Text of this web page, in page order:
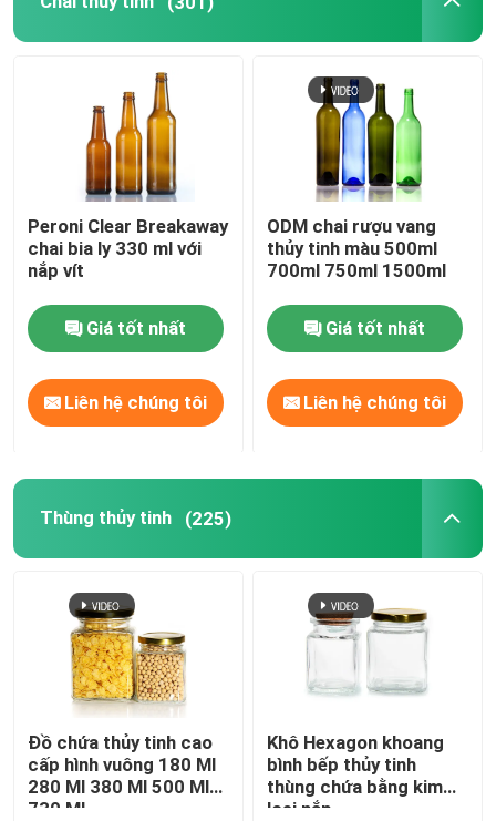
Peroni Clear Breakaway
chai bia ly 330 ml với
nắp vít
Giá tốt nhất
Liên hệ chúng tôi
ODM chai rượu vang
thủy tinh màu 500ml
700ml 750ml 1500ml
Giá tốt nhất
Liên hệ chúng tôi
Thùng thủy tinh (225)
Đồ chứa thủy tinh cao
cấp hình vuông 180 Ml
280 Ml 380 Ml 500 Ml
730 Ml
Khô Hexagon khoang
bình bếp thủy tinh
thùng chứa bằng kim
loại nắp